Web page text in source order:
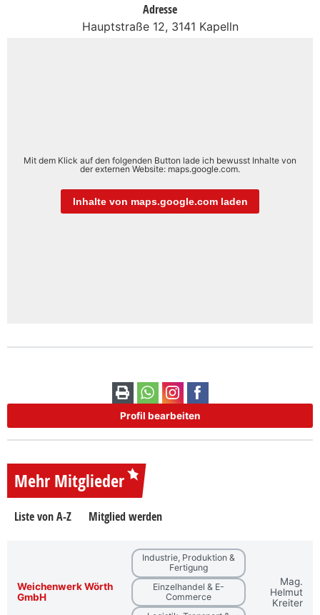
Adresse
Hauptstraße 12, 3141 Kapelln
Mit dem Klick auf den folgenden Button lade ich bewusst Inhalte von
der externen Website: maps.google.com.
Inhalte von maps.google.com laden
Profil bearbeiten
Mehr Mitglieder
Liste von A-Z Mitglied werden
Weichenwerk Wörth
GmbH
Industrie, Produktion &
Fertigung
Einzelhandel & E-
Commerce
Mag.
Helmut
Kreiter